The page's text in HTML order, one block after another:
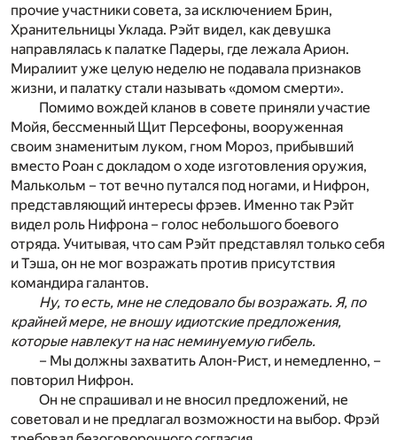
прочие участники совета, за исключением Брин,
Хранительницы Уклада. Рэйт видел, как девушка
направлялась к палатке Падеры, где лежала Арион.
Миралиит уже целую неделю не подавала признаков
жизни, и палатку стали называть «домом смерти».
Помимо вождей кланов в совете приняли участие
Мойя, бессменный Щит Персефоны, вооруженная
своим знаменитым луком, гном Мороз, прибывший
вместо Роан с докладом о ходе изготовления оружия,
Малькольм – тот вечно путался под ногами, и Нифрон,
представляющий интересы фрэев. Именно так Рэйт
видел роль Нифрона – голос небольшого боевого
отряда. Учитывая, что сам Рэйт представлял только себя
и Тэша, он не мог возражать против присутствия
командира галантов.
Ну, то есть, мне не следовало бы возражать. Я, по
крайней мере, не вношу идиотские предложения,
которые навлекут на нас неминуемую гибель.
– Мы должны захватить Алон-Рист, и немедленно, –
повторил Нифрон.
Он не спрашивал и не вносил предложений, не
советовал и не предлагал возможности на выбор. Фрэй